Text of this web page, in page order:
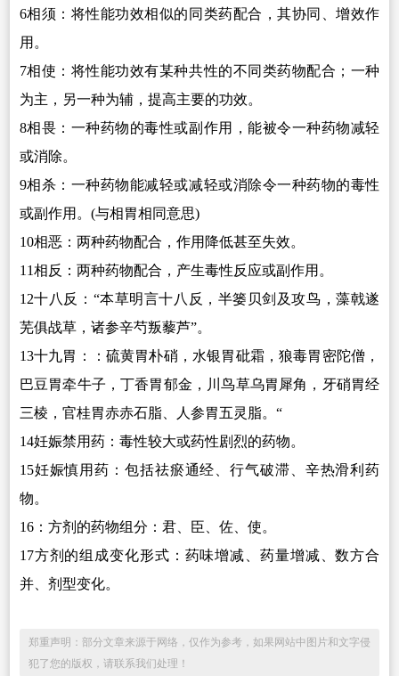
6相须：将性能功效相似的同类药配合，其协同、增效作
用。
7相使：将性能功效有某种共性的不同类药物配合；一种
为主，另一种为辅，提高主要的功效。
8相畏：一种药物的毒性或副作用，能被令一种药物减轻
或消除。
9相杀：一种药物能减轻或减轻或消除令一种药物的毒性
或副作用。(与相胃相同意思)
10相恶：两种药物配合，作用降低甚至失效。
11相反：两种药物配合，产生毒性反应或副作用。
12十八反：“本草明言十八反，半篓贝剑及攻鸟，藻戟遂
芜俱战草，诸参辛芍叛藜芦”。
13十九胃：：硫黄胃朴硝，水银胃砒霜，狼毒胃密陀僧，
巴豆胃牵牛子，丁香胃郁金，川鸟草乌胃犀角，牙硝胃经
三棱，官桂胃赤赤石脂、人参胃五灵脂。“
14妊娠禁用药：毒性较大或药性剧烈的药物。
15妊娠慎用药：包括祛瘀通经、行气破滞、辛热滑利药
物。
16：方剂的药物组分：君、臣、佐、使。
17方剂的组成变化形式：药味增减、药量增减、数方合
并、剂型变化。
郑重声明：部分文章来源于网络，仅作为参考，如果网站中图片和文字侵
犯了您的版权，请联系我们处理！